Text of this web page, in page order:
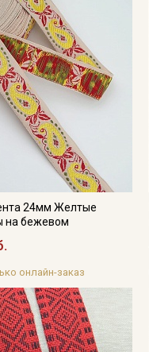
24мм Желтые
на бежевом
онлайн-заказ